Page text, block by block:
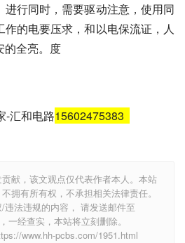
行同时，需要驱动注意，使用同
的电要压求，和以电保流证，人
的全亮。度
-汇和电路15602475383
献，该文观点仅代表作者本人。本站
拥有所有权，不承担相关法律责任。
法违规的内容， 请发送邮件至
一经查实，本站将立刻删除。
www.hh-pcbs.com/1951.html